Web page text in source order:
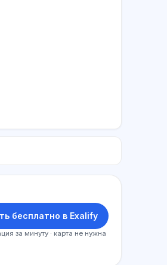
бесплатно в Exalify
за минуту · карта не нужна